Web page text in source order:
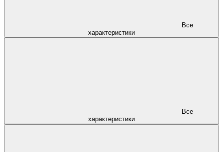
характеристики
характеристики